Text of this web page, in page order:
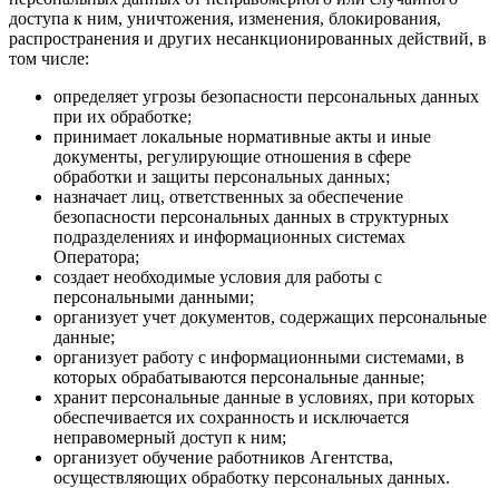
доступа к ним, уничтожения, изменения, блокирования,
распространения и других несанкционированных действий, в
том числе:
определяет угрозы безопасности персональных данных
при их обработке;
принимает локальные нормативные акты и иные
документы, регулирующие отношения в сфере
обработки и защиты персональных данных;
назначает лиц, ответственных за обеспечение
безопасности персональных данных в структурных
подразделениях и информационных системах
Оператора;
создает необходимые условия для работы с
персональными данными;
организует учет документов, содержащих персональные
данные;
организует работу с информационными системами, в
которых обрабатываются персональные данные;
хранит персональные данные в условиях, при которых
обеспечивается их сохранность и исключается
неправомерный доступ к ним;
организует обучение работников Агентства,
осуществляющих обработку персональных данных.